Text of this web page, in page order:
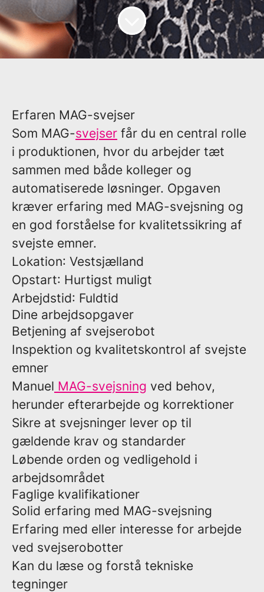
Erfaren MAG-svejser
Som MAG-svejser får du en central rolle
i produktionen, hvor du arbejder tæt
sammen med både kolleger og
automatiserede løsninger. Opgaven
kræver erfaring med MAG-svejsning og
en god forståelse for kvalitetssikring af
svejste emner.
Lokation: Vestsjælland
Opstart: Hurtigst muligt
Arbejdstid: Fuldtid
Dine arbejdsopgaver
Betjening af svejserobot
Inspektion og kvalitetskontrol af svejste
emner
Manuel MAG-svejsning ved behov,
herunder efterarbejde og korrektioner
Sikre at svejsninger lever op til
gældende krav og standarder
Løbende orden og vedligehold i
arbejdsområdet
Faglige kvalifikationer
Solid erfaring med MAG-svejsning
Erfaring med eller interesse for arbejde
ved svejserobotter
Kan du læse og forstå tekniske
tegninger